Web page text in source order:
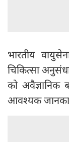
भारतीय
चिकित्सा
को अवैज्ञानिक
आवश्यक